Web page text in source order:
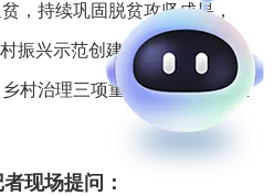
，持续巩固脱贫攻坚成果，
振兴示范创建为突破口，加快
村治理三项重点工作，全面推
现场提问：